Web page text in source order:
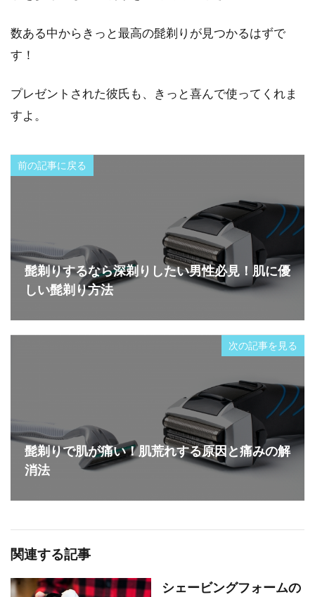
数ある中からきっと最高の髭剃りが見つかるはずで
す！
プレゼントされた彼氏も、きっと喜んで使ってくれま
すよ。
前の記事に戻る
髭剃りするなら深剃りしたい男性必見！肌に優
しい髭剃り方法
次の記事を見る
髭剃りで肌が痛い！肌荒れする原因と痛みの解
消法
関連する記事
シェービングフォームの